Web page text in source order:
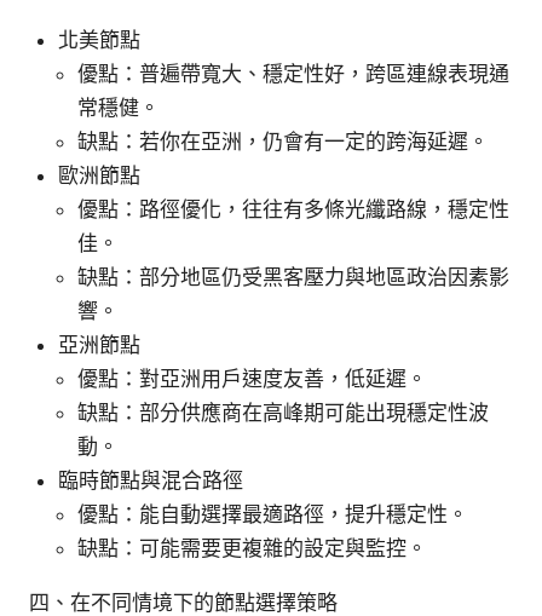
北美節點
優點：普遍帶寬大、穩定性好，跨區連線表現通
常穩健。
缺點：若你在亞洲，仍會有一定的跨海延遲。
歐洲節點
優點：路徑優化，往往有多條光纖路線，穩定性
佳。
缺點：部分地區仍受黑客壓力與地區政治因素影
響。
亞洲節點
優點：對亞洲用戶速度友善，低延遲。
缺點：部分供應商在高峰期可能出現穩定性波
動。
臨時節點與混合路徑
優點：能自動選擇最適路徑，提升穩定性。
缺點：可能需要更複雜的設定與監控。
四、在不同情境下的節點選擇策略